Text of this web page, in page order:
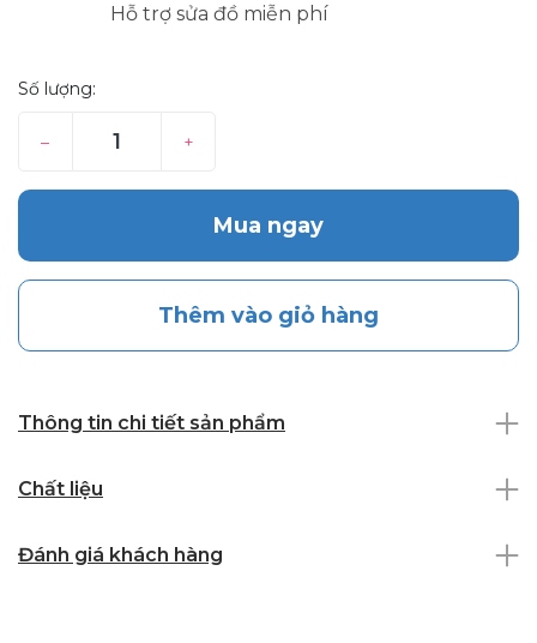
Hỗ trợ sửa đồ miễn phí
Số lượng:
– +
Mua ngay
Thêm vào giỏ hàng
Thông tin chi tiết sản phẩm
Chất liệu
Đánh giá khách hàng